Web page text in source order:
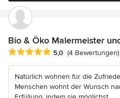
Bio & Öko Malermeister
Durchschnittliche Bewertung: 5
5,0 (4 Bewertungen)
Natürlich wohnen für die
Menschen wohnt der Wunsch